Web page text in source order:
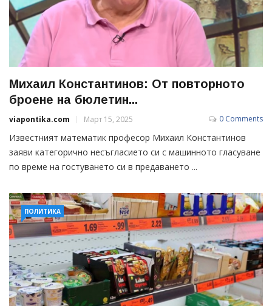
Михаил Константинов: От повторното
броене на бюлетин...
viapontika.com Март 15, 2025 0 Comments
Известният математик професор Михаил Константинов
заяви категорично несъгласието си с машинното гласуване
по време на гостуването си в предаването ...
ПОЛИТИКА